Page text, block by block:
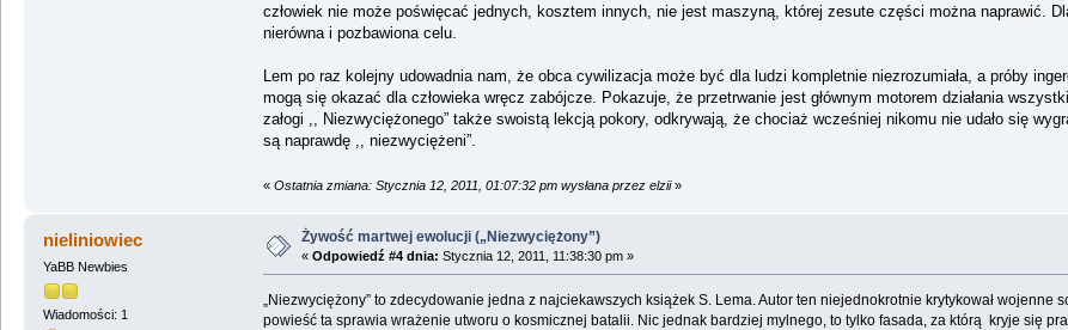
człowiek nie może poświęcać jednych, kosztem innych, nie jest maszyną, której zesute części można naprawić.
nierówna i pozbawiona celu.
Lem po raz kolejny udowadnia nam, że obca cywilizacja może być dla ludzi kompletnie niezrozumiała, a próby
mogą się okazać dla człowieka wręcz zabójcze. Pokazuje, że przetrwanie jest głównym motorem działania
załogi ,, Niezwyciężonego” także swoistą lekcją pokory, odkrywają, że chociaż wcześniej nikomu nie udało się
są naprawdę ,, niezwyciężeni”.
« Ostatnia zmiana: Stycznia 12, 2011, 01:07:32 pm wysłana przez elzii»
nieliniowiec
YaBB Newbies
Wiadomości: 1
Żywość martwej ewolucji („Niezwyciężony”)
« Odpowiedź #4 dnia: Stycznia 12, 2011, 11:38:30 pm »
„Niezwyciężony” to zdecydowanie jedna z najciekawszych książek S. Lema. Autor ten niejednokrotnie krytykował
powieść ta sprawia wrażenie utworu o kosmicznej batalii. Nic jednak bardziej mylnego, to tylko fasada, za którą kryje się